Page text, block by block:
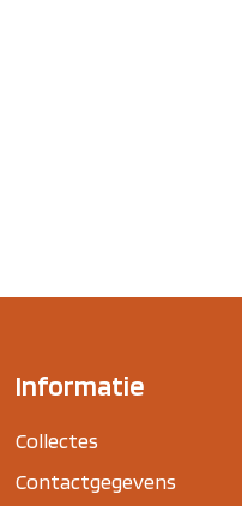
Informatie
Collectes
Contactgegevens